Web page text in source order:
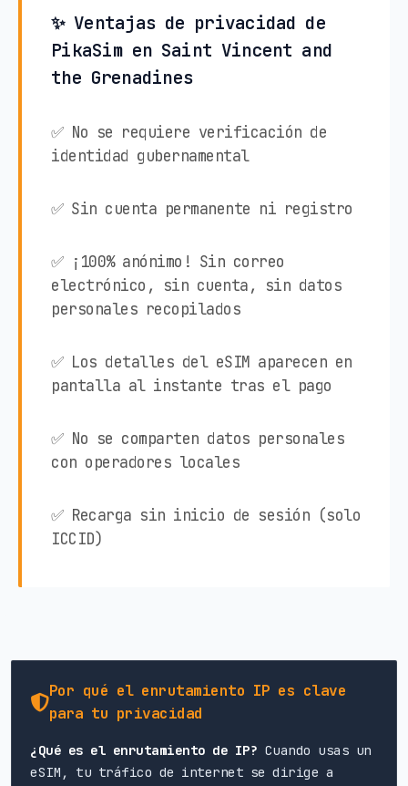
✨ Ventajas de privacidad de
PikaSim en Saint Vincent and
the Grenadines
✅ No se requiere verificación de
identidad gubernamental
✅ Sin cuenta permanente ni registro
✅ ¡100% anónimo! Sin correo
electrónico, sin cuenta, sin datos
personales recopilados
✅ Los detalles del eSIM aparecen en
pantalla al instante tras el pago
✅ No se comparten datos personales
con operadores locales
✅ Recarga sin inicio de sesión (solo
ICCID)
Por qué el enrutamiento IP es clave
para tu privacidad
¿Qué es el enrutamiento de IP? Cuando usas un
eSIM, tu tráfico de internet se dirige a